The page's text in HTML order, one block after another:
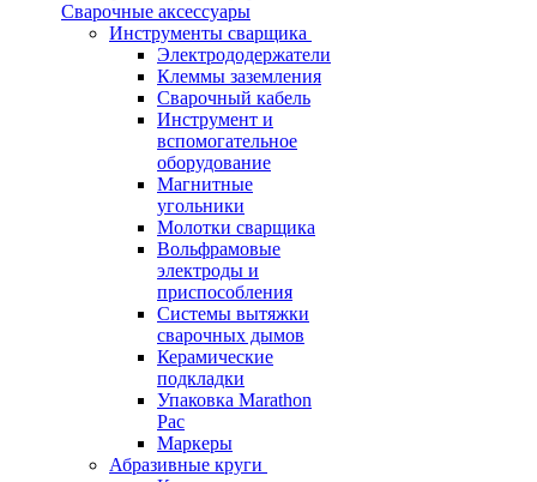
Сварочные аксессуары
Инструменты сварщика
Электрододержатели
Клеммы заземления
Сварочный кабель
Инструмент и
вспомогательное
оборудование
Магнитные
угольники
Молотки сварщика
Вольфрамовые
электроды и
приспособления
Системы вытяжки
сварочных дымов
Керамические
подкладки
Упаковка Marathon
Pac
Маркеры
Абразивные круги